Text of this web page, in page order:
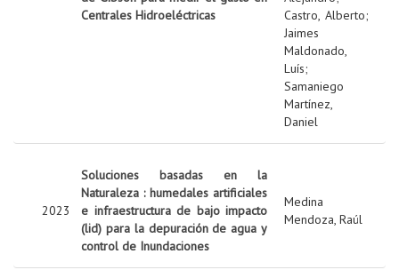
Centrales Hidroeléctricas
Castro, Alberto;
Jaimes
Maldonado,
Luís;
Samaniego
Martínez,
Daniel
2023
Soluciones basadas en la
Naturaleza : humedales artificiales
e infraestructura de bajo impacto
(lid) para la depuración de agua y
control de Inundaciones
Medina
Mendoza, Raúl